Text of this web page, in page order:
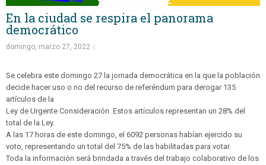
En la ciudad se respira el panorama
democrático
domingo, marzo 27, 2022
Se celebra este domingo 27 la jornada democrática en la que la población
decide hacer uso o no del recurso de referéndum para derogar 135
artículos de la
Ley de Urgente Consideración. Estos artículos representan un 28% del
total de la Ley.
A las 17 horas de este domingo, el 6092 personas habían ejercido su
voto, representando un total del 75% de las habilitadas para votar.
Toda la información será brindada a través del trabajo colaborativo de los